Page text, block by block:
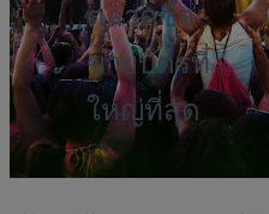
ตลาดซื้อ
ขายบัตรที่
ใหญ่ที่สุด